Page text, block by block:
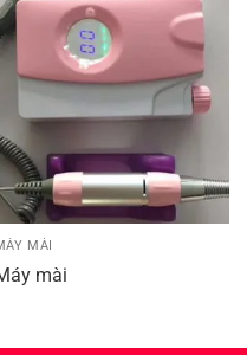
MÀI
mài